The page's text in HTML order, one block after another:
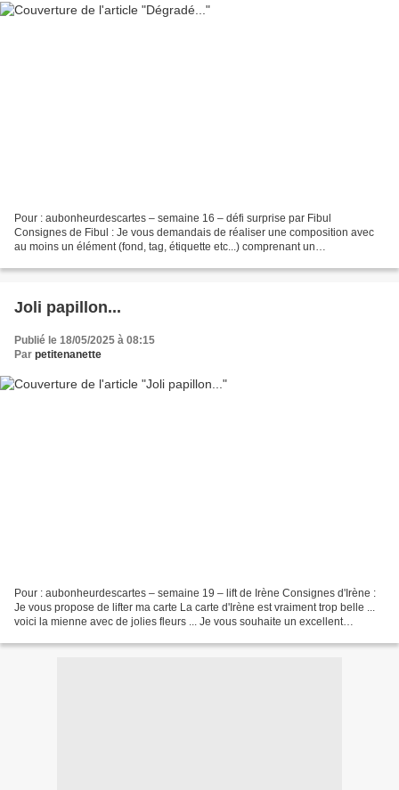
Pour : aubonheurdescartes – semaine 16 – défi surprise par Fibul
Consignes de Fibul : Je vous demandais de réaliser une composition avec
au moins un élément (fond, tag, étiquette etc...) comprenant un
Joli papillon...
Publié le 18/05/2025 à 08:15
Par petitenanette
Pour : aubonheurdescartes – semaine 19 – lift de Irène Consignes d'Irène :
Je vous propose de lifter ma carte La carte d'Irène est vraiment trop belle ...
voici la mienne avec de jolies fleurs ... Je vous souhaite un excellent